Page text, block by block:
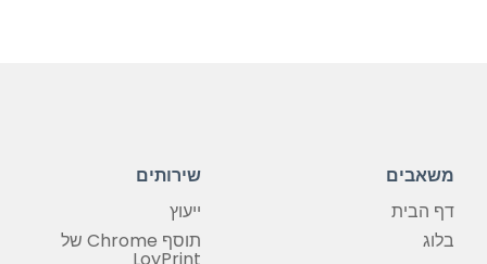
משאבים
דף הבית
בלוג
שירותים
ייעוץ
תוסף Chrome של